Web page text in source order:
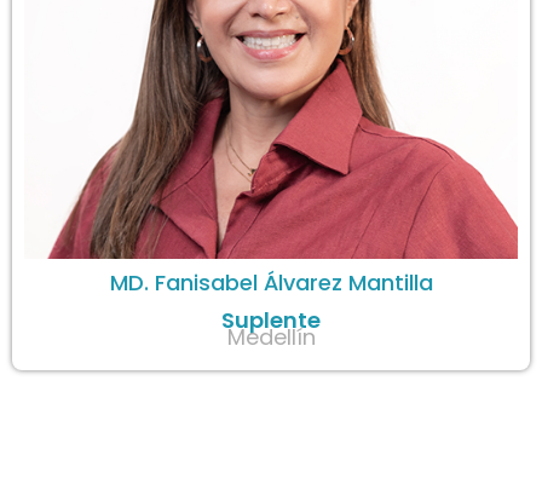
MD. Fanisabel Álvarez Mantilla
Suplente
Medellín